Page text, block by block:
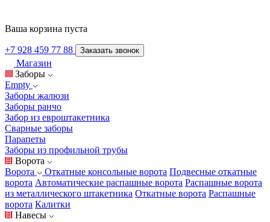
Ваша корзина пуста
+7 928 459 77 88 Заказать звонок
Магазин
Заборы
Empty
Заборы жалюзи
Заборы ранчо
Забор из евроштакетника
Сварные заборы
Парапеты
Заборы из профильной трубы
Ворота
Ворота
Откатные консольные ворота Подвесные откатные
ворота Автоматические распашные ворота Распашные ворота
из металлического штакетника Откатные ворота Распашные
ворота Калитки
Навесы